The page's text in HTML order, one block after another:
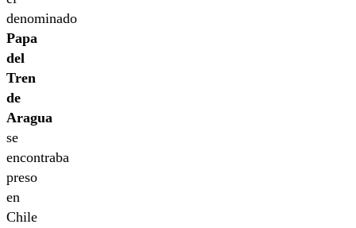
denominado
Papa
del
Tren
de
Aragua
se
encontraba
preso
en
Chile